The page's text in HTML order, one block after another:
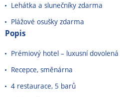
Lehátka a slunečníky zdarma
Plážové osušky zdarma
Popis
Prémiový hotel –⁠⁠⁠⁠⁠⁠ luxusní dovolená
Recepce, směnárna
4 restaurace, 5 barů